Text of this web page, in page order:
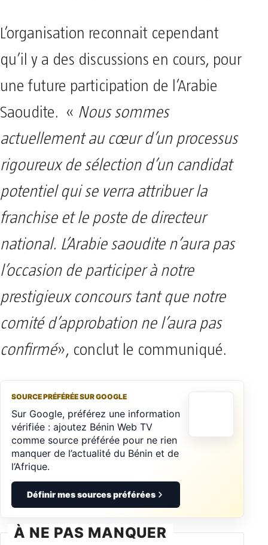
L’organisation reconnait cependant
qu’il y a des discussions en cours, pour
une future participation de l’Arabie
Saoudite. « Nous sommes
actuellement au cœur d’un processus
rigoureux de sélection d’un candidat
potentiel qui se verra attribuer la
franchise et le poste de directeur
national. L’Arabie saoudite n’aura pas
l’occasion de participer à notre
prestigieux concours tant que notre
comité d’approbation ne l’aura pas
confirmé», conclut le communiqué.
SOURCE PRÉFÉRÉE SUR GOOGLE
Sur Google, préférez une information
vérifiée : ajoutez Bénin Web TV
comme source préférée pour ne rien
manquer de l’actualité du Bénin et de
l’Afrique.
Définir mes sources préférées
À NE PAS MANQUER